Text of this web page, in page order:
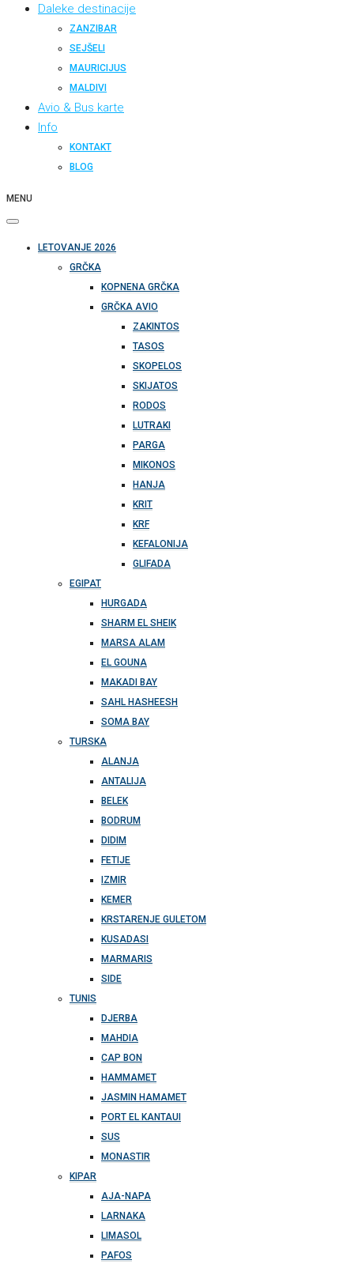
Daleke destinacije
ZANZIBAR
SEJŠELI
MAURICIJUS
MALDIVI
Avio & Bus karte
Info
KONTAKT
BLOG
MENU
LETOVANJE 2026
GRČKA
KOPNENA GRČKA
GRČKA AVIO
ZAKINTOS
TASOS
SKOPELOS
SKIJATOS
RODOS
LUTRAKI
PARGA
MIKONOS
HANJA
KRIT
KRF
KEFALONIJA
GLIFADA
EGIPAT
HURGADA
SHARM EL SHEIK
MARSA ALAM
EL GOUNA
MAKADI BAY
SAHL HASHEESH
SOMA BAY
TURSKA
ALANJA
ANTALIJA
BELEK
BODRUM
DIDIM
FETIJE
IZMIR
KEMER
KRSTARENJE GULETOM
KUSADASI
MARMARIS
SIDE
TUNIS
DJERBA
MAHDIA
CAP BON
HAMMAMET
JASMIN HAMAMET
PORT EL KANTAUI
SUS
MONASTIR
KIPAR
AJA-NAPA
LARNAKA
LIMASOL
PAFOS